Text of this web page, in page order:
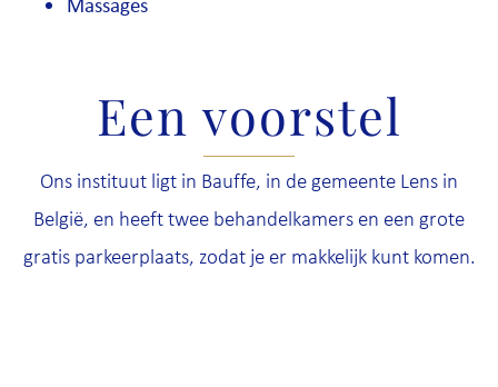
Een voorstel
Ons instituut ligt in Bauffe, in de gemeente Lens in
België, en heeft twee behandelkamers en een grote
gratis parkeerplaats, zodat je er makkelijk kunt komen.